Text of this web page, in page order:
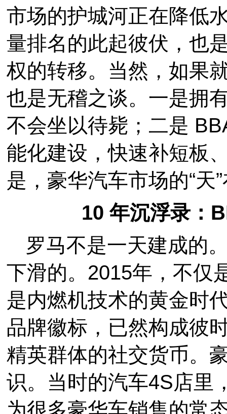
市场的护城河正在降低
量排名的此起彼伏，也
权的转移。当然，如果
也是无稽之谈。一是拥
不会坐以待毙；二是
能化建设，快速补短板
是，豪华汽车市场的“天
10 年沉浮录：
罗马不是一天建成的
下滑的。2015年，不仅
是内燃机技术的黄金时
品牌徽标，已然构成彼
精英群体的社交货币。
识。当时的汽车4S店里
为很多豪华车销售的常